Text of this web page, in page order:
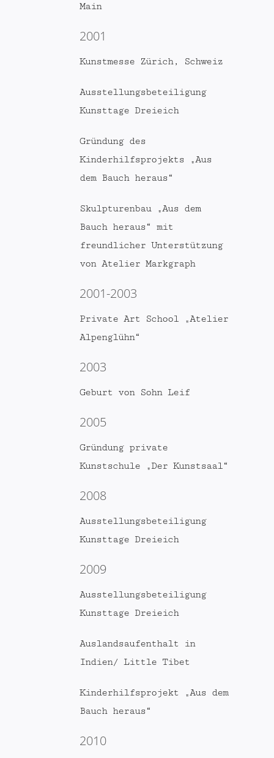
Main
2001
Kunstmesse Zürich, Schweiz
Ausstellungsbeteiligung
Kunsttage Dreieich
Gründung des
Kinderhilfsprojekts „Aus
dem Bauch heraus“
Skulpturenbau „Aus dem
Bauch heraus“ mit
freundlicher Unterstützung
von Atelier Markgraph
2001-2003
Private Art School „Atelier
Alpenglühn“
2003
Geburt von Sohn Leif
2005
Gründung private
Kunstschule „Der Kunstsaal“
2008
Ausstellungsbeteiligung
Kunsttage Dreieich
2009
Ausstellungsbeteiligung
Kunsttage Dreieich
Auslandsaufenthalt in
Indien/ Little Tibet
Kinderhilfsprojekt „Aus dem
Bauch heraus“
2010